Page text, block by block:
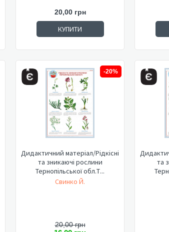
20,00 грн
КУПИТИ
-20%
Дидактичний матеріал/Рідкісні
та зникаючі рослини
Тернопільської обл.Т...
Свинко Й.
20,00 грн
та